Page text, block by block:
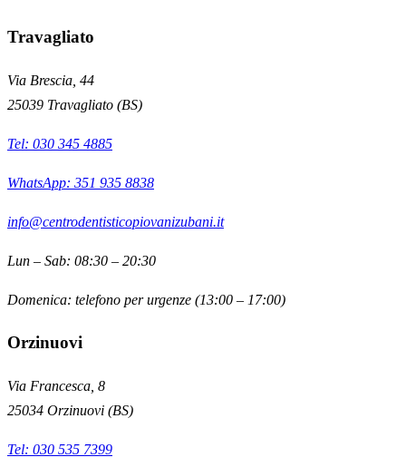
Travagliato
Via Brescia, 44
25039 Travagliato (BS)
Tel: 030 345 4885
WhatsApp: 351 935 8838
info@centrodentisticopiovanizubani.it
Lun – Sab: 08:30 – 20:30
Domenica: telefono per urgenze (13:00 – 17:00)
Orzinuovi
Via Francesca, 8
25034 Orzinuovi (BS)
Tel: 030 535 7399